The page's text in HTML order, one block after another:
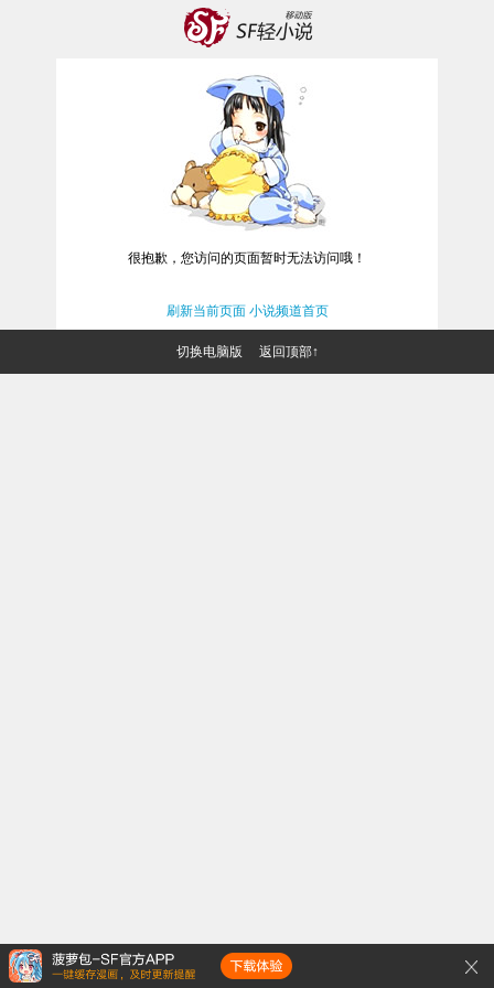
很抱歉，您访问的页面暂时无法访问哦！
刷新当前页面 小说频道首页
切换电脑版 返回顶部↑